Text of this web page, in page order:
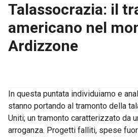
Talassocrazia: il
americano nel
Ardizzone
In questa puntata individuiamo e
stanno portando al tramonto della
Uniti; un tramonto caratterizzato da
arroganza. Progetti falliti, spese